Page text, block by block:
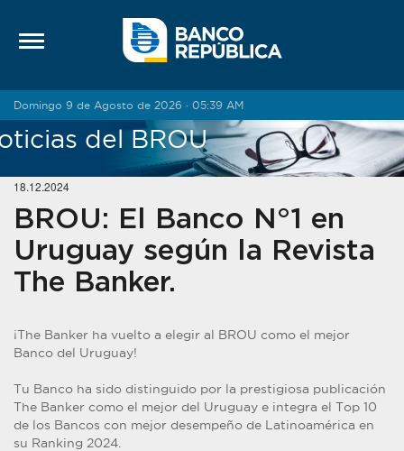
Domingo 9 de Agosto de 2026 · 05:39 AM
del BROU
18.12.2024
BROU: El Banco N°1 en
Uruguay según la Revista
The Banker.
¡The Banker ha vuelto a elegir al BROU como el mejor
Banco del Uruguay!
Tu Banco ha sido distinguido por la prestigiosa publicación
The Banker como el mejor del Uruguay e integra el Top 10
de los Bancos con mejor desempeño de Latinoamérica en
su Ranking 2024.